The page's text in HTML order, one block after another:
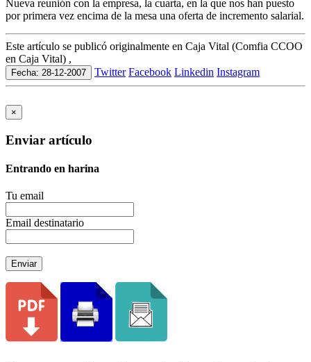
Nueva reunión con la empresa, la cuarta, en la que nos han puesto
por primera vez encima de la mesa una oferta de incremento salarial.
Este artículo se publicó originalmente en Caja Vital (Comfia CCOO
en Caja Vital) ,
Fecha: 28-12-2007 Twitter Facebook Linkedin Instagram
×
Enviar artículo
Entrando en harina
Tu email
Email destinatario
Enviar